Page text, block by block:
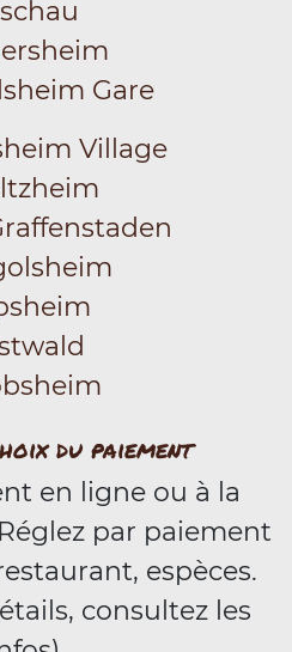
Gare
Village
du paiement
en ligne ou à la
par paiement
espèces.
consultez les